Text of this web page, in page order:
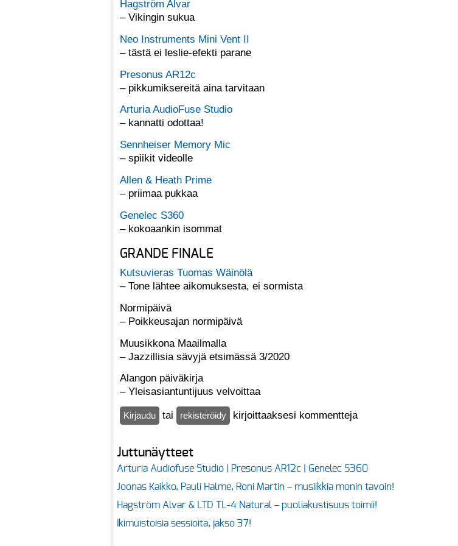
Hagström Alvar
– Vikingin sukua
Neo Instruments Mini Vent II
– tästä ei leslie-efekti parane
Presonus AR12c
– pikkumiksereitä aina tarvitaan
Arturia AudioFuse Studio
– kannatti odottaa!
Sennheiser Memory Mic
– spiikit videolle
Allen & Heath Prime
– priimaa pukkaa
Genelec S360
– kokoaankin isommat
GRANDE FINALE
Kutsuvieras Tuomas Wäinölä
– Tone lähtee aikomuksesta, ei sormista
Normipäivä
– Poikkeusajan normipäivä
Muusikkona Maailmalla
– Jazzillisia sävyjä etsimässä 3/2020
Alangon päiväkirja
– Yleisasiantuntijuus velvoittaa
Kirjaudu tai rekisteröidy kirjoittaaksesi kommentteja
Juttunäytteet
Arturia Audiofuse Studio | Presonus AR12c | Genelec S360
Joonas Kaikko, Pauli Halme, Roni Martin – musiikkia monin tavoin!
Hagström Alvar & LTD TL-4 Natural – puoliakustisuus toimii!
Ikimuistoisia sessioita, jakso 37!